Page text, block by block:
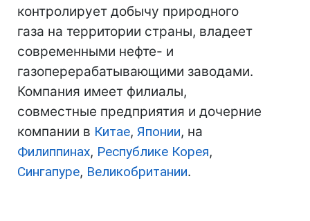
контролирует добычу природного
газа на территории страны, владеет
современными нефте- и
газоперерабатывающими заводами.
Компания имеет филиалы,
совместные предприятия и дочерние
компании в Китае, Японии, на
Филиппинах, Республике Корея,
Сингапуре, Великобритании.